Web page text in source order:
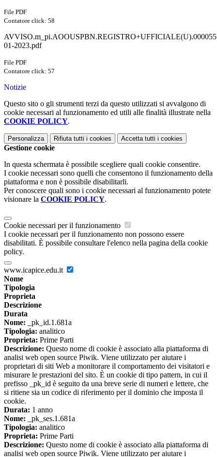
File PDF
Contatore click: 58
01-2023.pdf
File PDF
Contatore click: 57
Notizie
Questo sito o gli strumenti terzi da questo utilizzati si avvalgono di
cookie necessari al funzionamento ed utili alle finalità illustrate nella
COOKIE POLICY.
Personalizza Rifiuta tutti i cookies Accetta tutti i cookies
Gestione cookie
In questa schermata è possibile scegliere quali cookie consentire.
I cookie necessari sono quelli che consentono il funzionamento della
piattaforma e non è possibile disabilitarli.
Per conoscere quali sono i cookie necessari al funzionamento potete
visionare la COOKIE POLICY.
Cookie necessari per il funzionamento
I cookie necessari per il funzionamento non possono essere
disabilitati. È possibile consultare l'elenco nella pagina della cookie
policy.
www.icapice.edu.it
Nome
Tipologia
Proprieta
Descrizione
Durata
Nome: _pk_id.1.681a
Tipologia: analitico
Proprieta: Prime Parti
Descrizione: Questo nome di cookie è associato alla piattaforma di
analisi web open source Piwik. Viene utilizzato per aiutare i
proprietari di siti Web a monitorare il comportamento dei visitatori e
misurare le prestazioni del sito. È un cookie di tipo pattern, in cui il
prefisso _pk_id è seguito da una breve serie di numeri e lettere, che
si ritiene sia un codice di riferimento per il dominio che imposta il
cookie.
Durata: 1 anno
Nome: _pk_ses.1.681a
Tipologia: analitico
Proprieta: Prime Parti
Descrizione: Questo nome di cookie è associato alla piattaforma di
analisi web open source Piwik. Viene utilizzato per aiutare i